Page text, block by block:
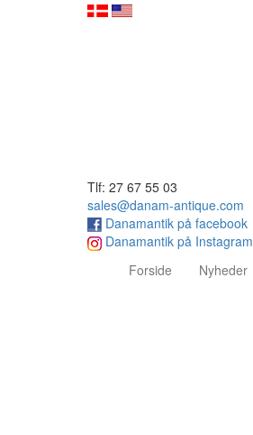
Tlf: 27 67 55 03
sales@danam-antique.com
Danamantik på facebook
Danamantik på Instagram
Forside (current)Nyheder